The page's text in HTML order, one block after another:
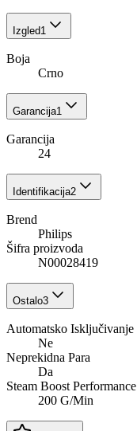
Izgled1
Boja
Crno
Garancija1
Garancija
24
Identifikacija2
Brend
Philips
Šifra proizvoda
N00028419
Ostalo3
Automatsko Isključivanje
Ne
Neprekidna Para
Da
Steam Boost Performance
200 G/Min